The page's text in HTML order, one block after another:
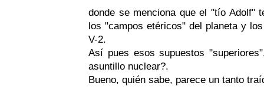
donde se menciona que el "tío Adolf"
los "campos etéricos" del planeta y
V-2.
Así pues esos supuestos
asuntillo nuclear?.
Bueno, quién sabe, parece un tanto